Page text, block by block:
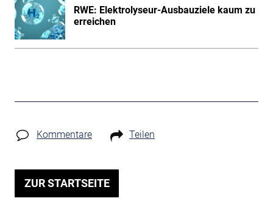
RWE: Elektrolyseur-Ausbauziele kaum zu
erreichen
Kommentare Teilen
ZUR STARTSEITE